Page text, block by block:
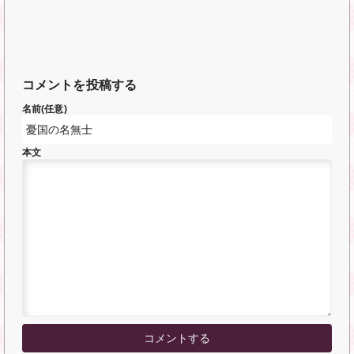
コメントを投稿する
名前(任意)
本文